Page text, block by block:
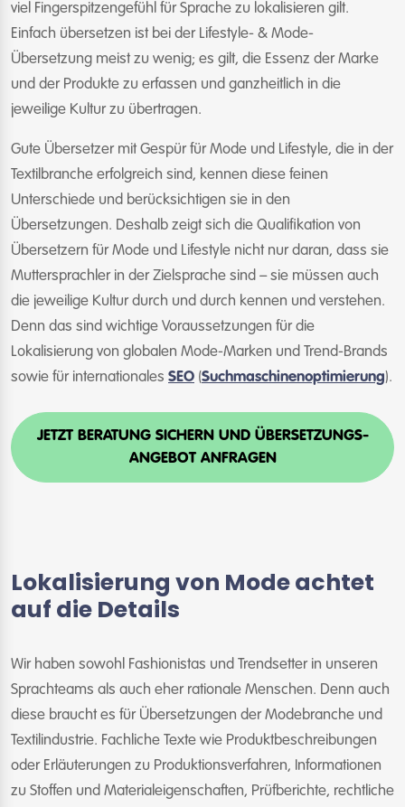
viel Fingerspitzengefühl für Sprache zu lokalisieren gilt.
Einfach übersetzen ist bei der Lifestyle- & Mode-
Übersetzung meist zu wenig; es gilt, die Essenz der Marke
und der Produkte zu erfassen und ganzheitlich in die
jeweilige Kultur zu übertragen.
Gute Übersetzer mit Gespür für Mode und Lifestyle, die in der
Textilbranche erfolgreich sind, kennen diese feinen
Unterschiede und berücksichtigen sie in den
Übersetzungen. Deshalb zeigt sich die Qualifikation von
Übersetzern für Mode und Lifestyle nicht nur daran, dass sie
Muttersprachler in der Zielsprache sind – sie müssen auch
die jeweilige Kultur durch und durch kennen und verstehen.
Denn das sind wichtige Voraussetzungen für die
Lokalisierung von globalen Mode-Marken und Trend-Brands
sowie für internationales SEO (Suchmaschinenoptimierung).
JETZT BERATUNG SICHERN UND ÜBERSETZUNGS-
ANGEBOT ANFRAGEN
Lokalisierung von Mode achtet
auf die Details
Wir haben sowohl Fashionistas und Trendsetter in unseren
Sprachteams als auch eher rationale Menschen. Denn auch
diese braucht es für Übersetzungen der Modebranche und
Textilindustrie. Fachliche Texte wie Produktbeschreibungen
oder Erläuterungen zu Produktionsverfahren, Informationen
zu Stoffen und Materialeigenschaften, Prüfberichte, rechtliche